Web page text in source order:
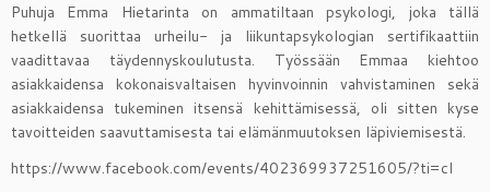
Puhuja Emma Hietarinta on ammatiltaan psykologi, joka tällä
hetkellä suorittaa urheilu- ja liikuntapsykologian sertifikaattiin
vaadittavaa täydennyskoulutusta. Työssään Emmaa kiehtoo
asiakkaidensa kokonaisvaltaisen hyvinvoinnin vahvistaminen sekä
asiakkaidensa tukeminen itsensä kehittämisessä, oli sitten kyse
tavoitteiden saavuttamisesta tai elämänmuutoksen läpiviemisestä.
https://www.facebook.com/events/402369937251605/?ti=cl